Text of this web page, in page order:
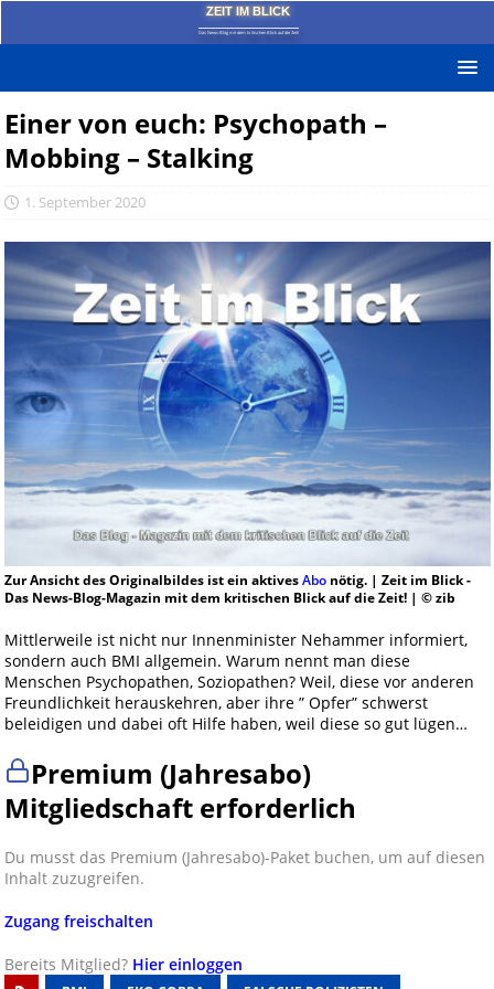
ZEIT IM BLICK
Das News-Blog mit dem kritischen Blick auf die Zeit!
Einer von euch: Psychopath –
Mobbing – Stalking
1. September 2020
Zur Ansicht des Originalbildes ist ein aktivesAbonötig. | Zeit im Blick -
Das News-Blog-Magazin mit dem kritischen Blick auf die Zeit! | © zib
Mittlerweile ist nicht nur Innenminister Nehammer informiert,
sondern auch BMI allgemein. Warum nennt man diese
Menschen Psychopathen, Soziopathen? Weil, diese vor anderen
Freundlichkeit herauskehren, aber ihre ” Opfer” schwerst
beleidigen und dabei oft Hilfe haben, weil diese so gut lügen…
Premium (Jahresabo)
Mitgliedschaft erforderlich
Du musst das Premium (Jahresabo)-Paket buchen, um auf diesen
Inhalt zuzugreifen.
Zugang freischalten
Bereits Mitglied? Hier einloggen